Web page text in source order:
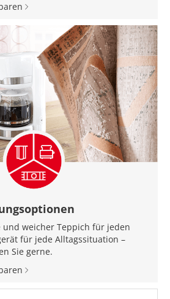
und weicher Teppich für jeden
für jede Alltagssituation –
Sie gerne.